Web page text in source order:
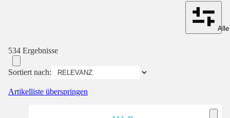
534 Ergebnisse
Sortiert nach:
Artikelliste überspringen